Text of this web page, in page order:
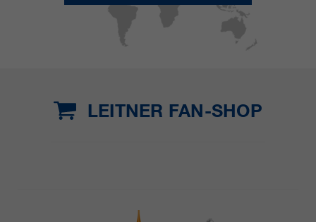
LEITNER FAN-SHOP